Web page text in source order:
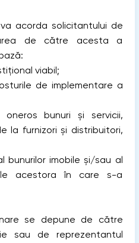
acorda solicitantului de
de către acesta a
viabil;
de implementare a
bunuri și servicii,
la furnizori şi distribuitori,
imobile și/sau al
acestora în care s-a
se depune de către
sau de reprezentantul